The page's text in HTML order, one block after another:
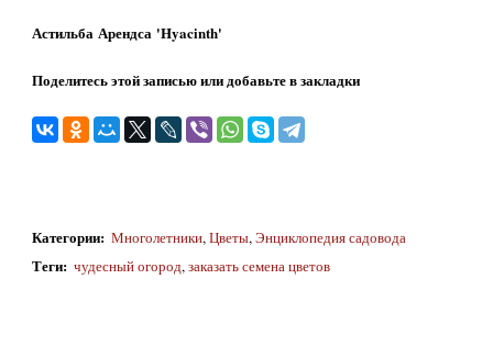
Астильба Арендса 'Hyacinth'
Поделитесь этой записью или добавьте в закладки
Категории: Многолетники,Цветы,Энциклопедия садовода
Теги: чудесный огород,заказать семена цветов